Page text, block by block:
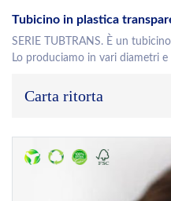
Tubicino in plastica
SERIE TUBTRANS. È un
Lo produciamo in vari diametri
Carta ritorta